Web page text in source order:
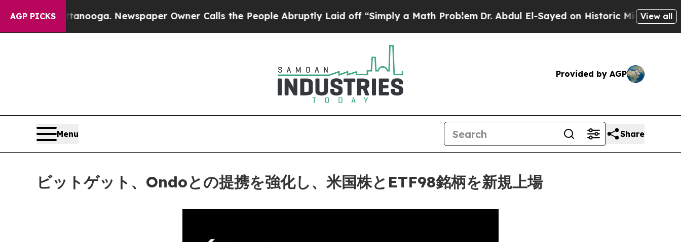
AGP PICKS Newspaper Owner Calls the People Abruptly Laid off “Simply a Math ProblemDr. Abdul El-Sayed on Historic Michigan Win:View all
Provided by AGP
Menu Share
ビットゲット、Ondoとの提携を強化し、米国株とETF98銘柄を新規上場